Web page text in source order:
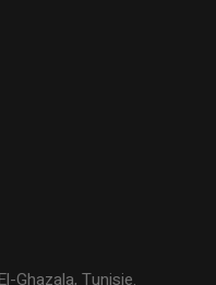
Ghazala, Tunisie.